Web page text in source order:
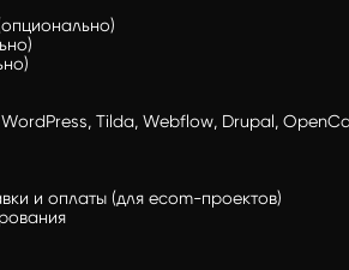
Tilda, Webflow, Drupal,
и оплаты (для ecom-проектов)